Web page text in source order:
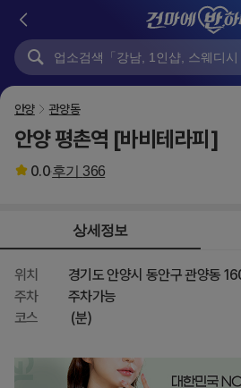
안양 관양동
안양 평촌역 [바비테라피]
0.0후기366
상세정보
위치
경기도 안양시 동안구 관양동
주차
주차가능
코스
(분)